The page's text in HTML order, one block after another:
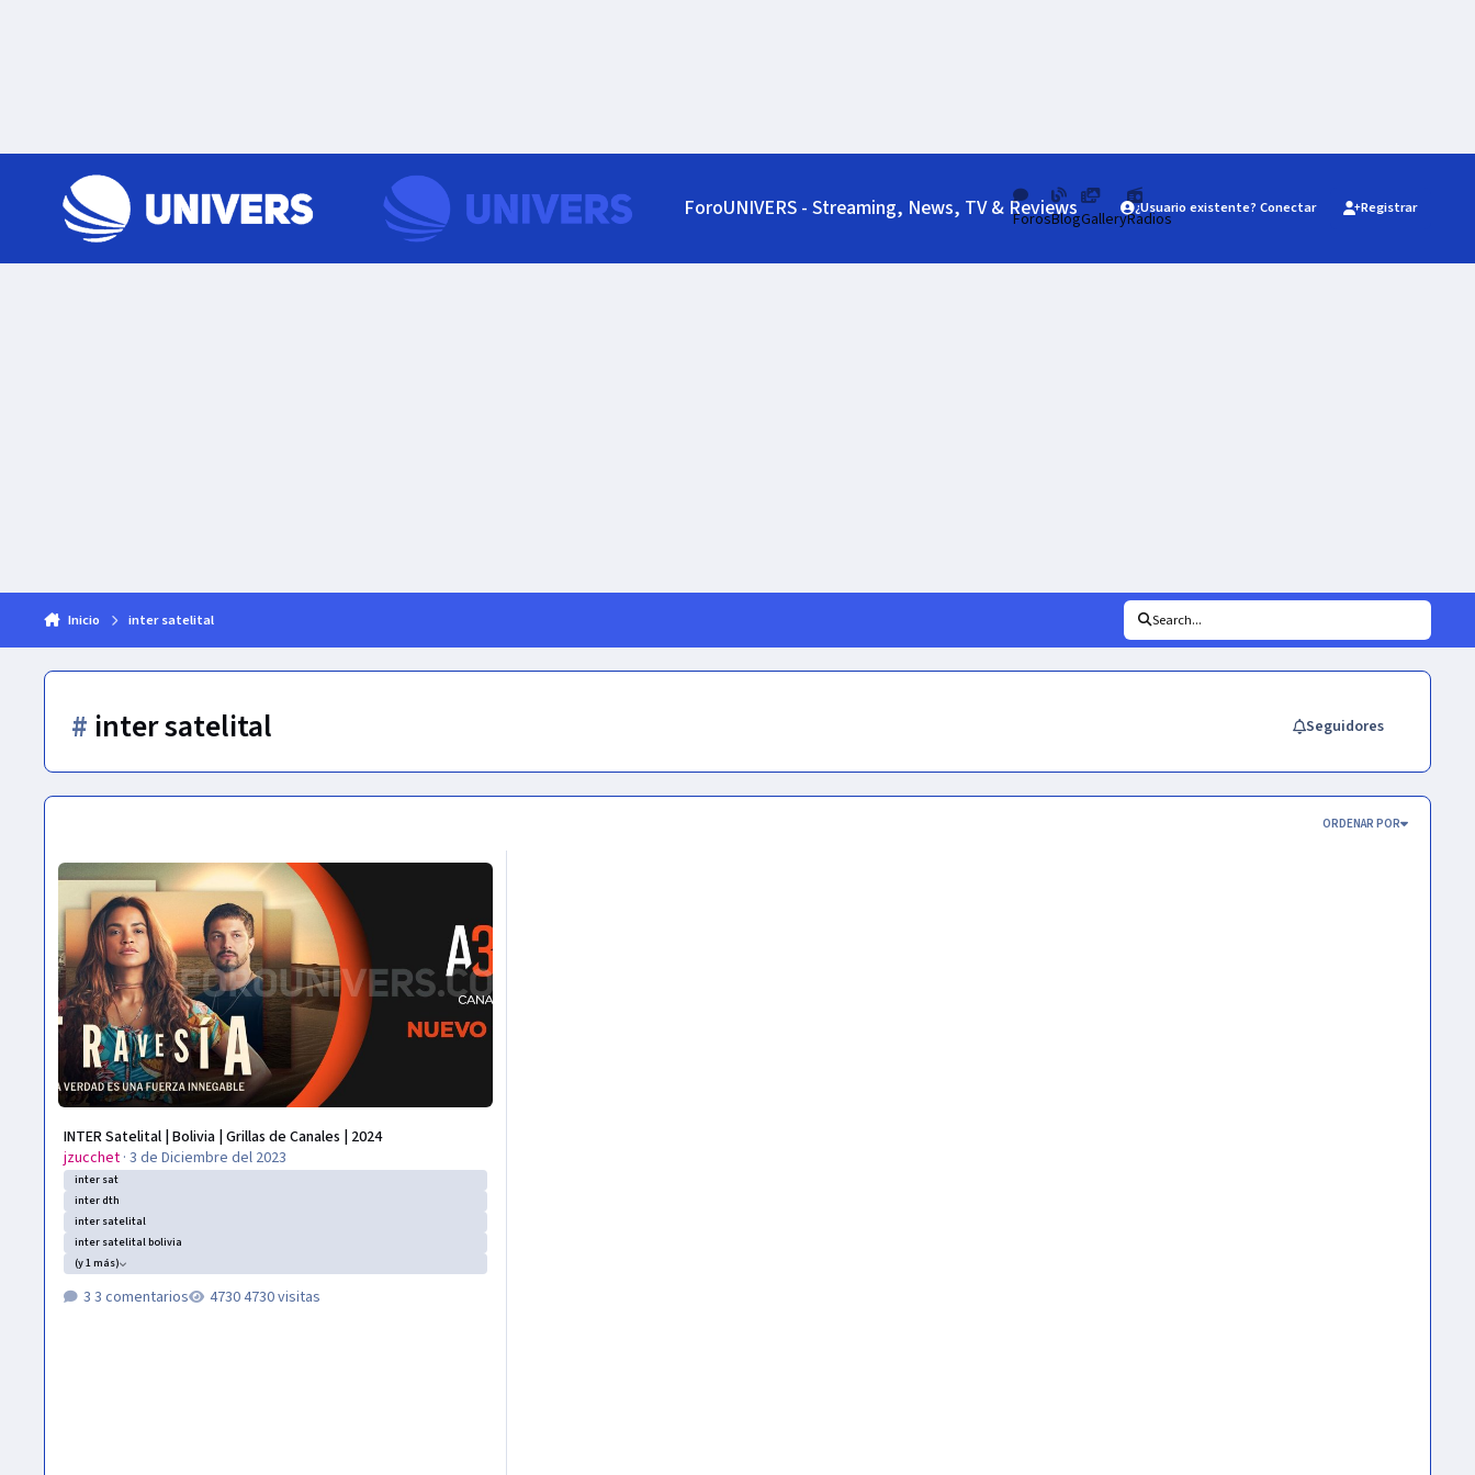
ForoUNIVERS - Streaming, News, TV & Reviews
ForosBlogGalleryRadios
¿Usuario existente? Conectar Registrar
Inicio inter satelital Search...
# inter satelital Seguidores
ORDENAR POR
INTER Satelital | Bolivia | Grillas de Canales | 2024
INTER Satelital | Bolivia | Grillas de Canales | 2024
jzucchet· 3 de Diciembre del 2023
inter sat
inter dth
inter satelital
inter satelital bolivia
(y 1 más)
3 comentarios 4730 visitas